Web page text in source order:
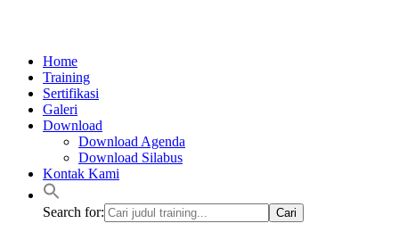
Home
Training
Sertifikasi
Galeri
Download
Download Agenda
Download Silabus
Kontak Kami
Search for: